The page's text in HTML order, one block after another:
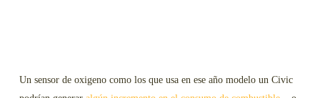
Un sensor de oxigeno como los que usa en ese año modelo un Civic